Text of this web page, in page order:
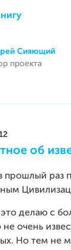
Сияющий
проекта
об
прошлый раз
делаю с
очень
Но тем не